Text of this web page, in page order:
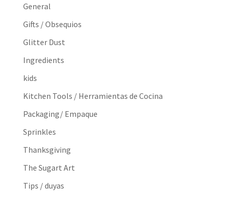
General
Gifts / Obsequios
Glitter Dust
Ingredients
kids
Kitchen Tools / Herramientas de Cocina
Packaging/ Empaque
Sprinkles
Thanksgiving
The Sugart Art
Tips / duyas